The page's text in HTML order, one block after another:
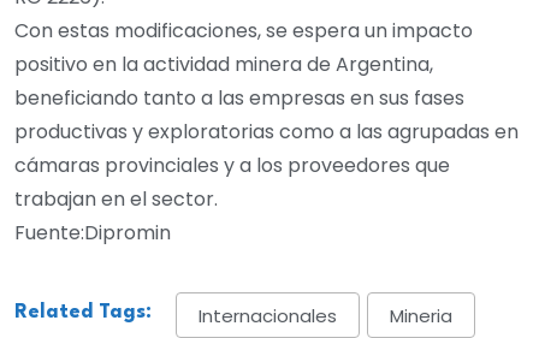
Con estas modificaciones, se espera un impacto
positivo en la actividad minera de Argentina,
beneficiando tanto a las empresas en sus fases
productivas y exploratorias como a las agrupadas en
cámaras provinciales y a los proveedores que
trabajan en el sector.
Fuente:Dipromin
Related Tags: Internacionales Mineria